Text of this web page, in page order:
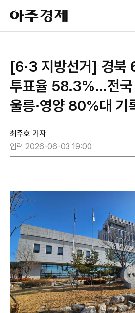
아
주
경
[6·3 지방선거] 경북
투표율 58.3%…전국
울릉·영양 80%대 기
최주호 기자
입력 2026-06-03 19:00